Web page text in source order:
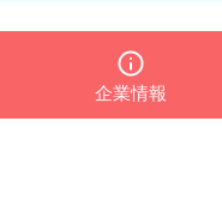
企業情報